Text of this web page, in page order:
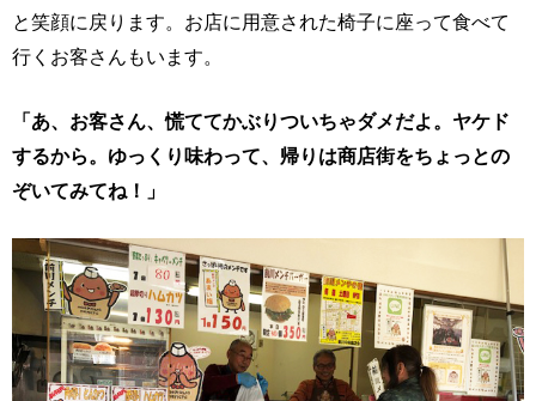
と笑顔に戻ります。お店に用意された椅子に座って食べて
行くお客さんもいます。
「あ、お客さん、慌ててかぶりついちゃダメだよ。ヤケド
するから。ゆっくり味わって、帰りは商店街をちょっとの
ぞいてみてね！」